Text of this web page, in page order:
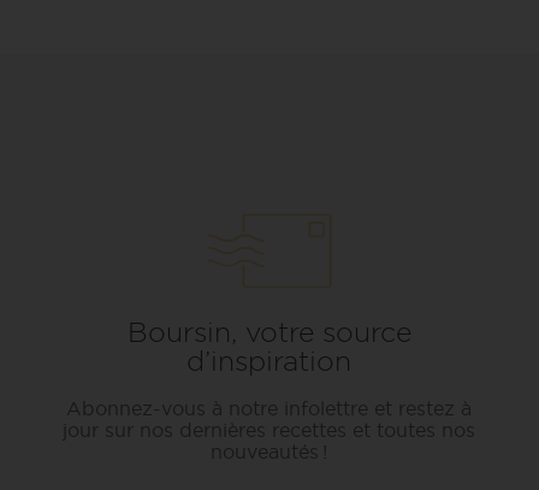
Boursin, votre source
d’inspiration
Abonnez-vous à notre infolettre et restez à
jour sur nos dernières recettes et toutes nos
nouveautés !